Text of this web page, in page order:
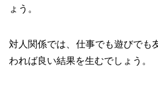
ょう。
対人関係では、仕事でも遊びでも
われば良い結果を生むでしょう。